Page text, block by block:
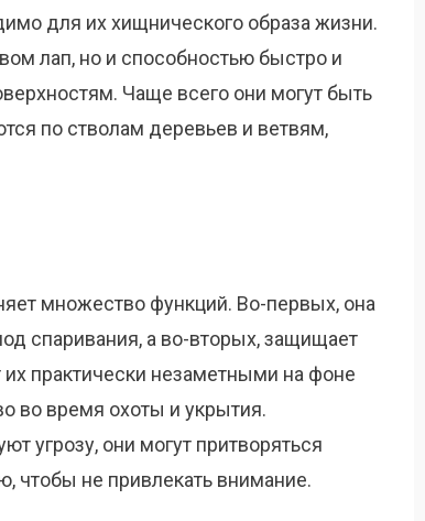
для их хищнического образа жизни.
лап, но и способностью быстро и
Чаще всего они могут быть
по стволам деревьев и ветвям,
множество функций. Во-первых, она
спаривания, а во-вторых, защищает
практически незаметными на фоне
во время охоты и укрытия.
угрозу, они могут притворяться
чтобы не привлекать внимание.